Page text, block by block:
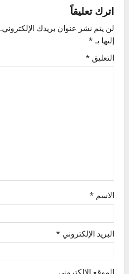
a
v
i
g
اترك تعليقاً
لن يتم نشر عنوان بريدك الإلكتروني.
إليها بـ*
التعليق *
الاسم *
البريد الإلكتروني *
الموقع الإلكتروني